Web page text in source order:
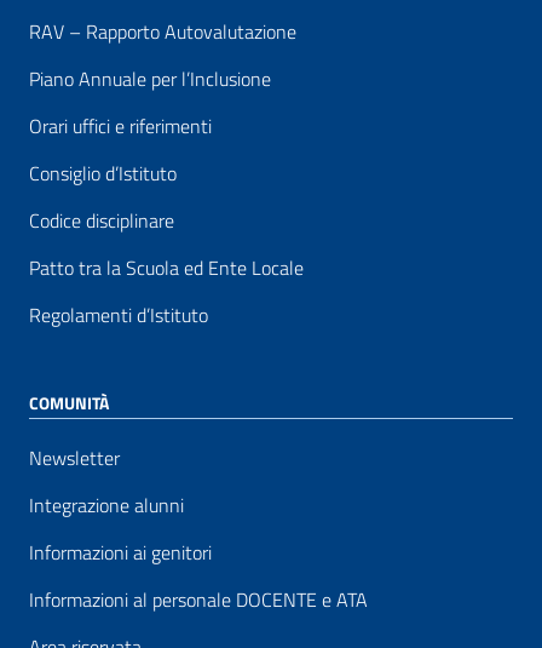
RAV – Rapporto Autovalutazione
Piano Annuale per l’Inclusione
Orari uffici e riferimenti
Consiglio d’Istituto
Codice disciplinare
Patto tra la Scuola ed Ente Locale
Regolamenti d’Istituto
COMUNITÀ
Newsletter
Integrazione alunni
Informazioni ai genitori
Informazioni al personale DOCENTE e ATA